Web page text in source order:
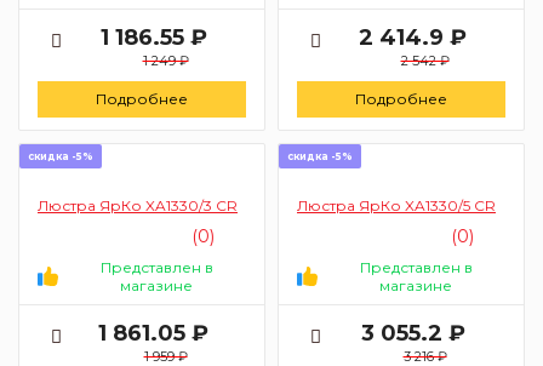
1 186.55 ₽
1 249 ₽
Подробнее
2 414.9 ₽
2 542 ₽
Подробнее
скидка -5%
Люстра ЯрКо XA1330/3 CR
(0)
Представлен в
магазине
1 861.05 ₽
1 959 ₽
скидка -5%
Люстра ЯрКо XA1330/5 CR
(0)
Представлен в
магазине
3 055.2 ₽
3 216 ₽